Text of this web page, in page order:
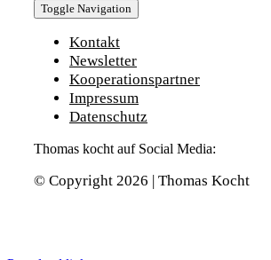
Toggle Navigation
Kontakt
Newsletter
Kooperationspartner
Impressum
Datenschutz
Thomas kocht auf Social Media:
© Copyright 2026 | Thomas Kocht